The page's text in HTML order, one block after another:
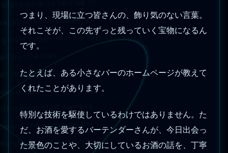
consultants
sole proprietors and
businesses.
the goal. Using it to
is the only goal.
committed owners,
their true goals.
should be running.
つまり、現場に立つ皆さんの、飾り気のない言葉。
それこそが、この先ずっと残っていく宝物になるん
です。
たとえば、ある小さなバーのホームページが教えて
くれたことがあります。
特別な技術を駆使しているわけではありません。た
だ、お酒を愛するバーテンダーさんが、今日出会っ
た景色のことや、大切にしているお酒の話を、丁寧